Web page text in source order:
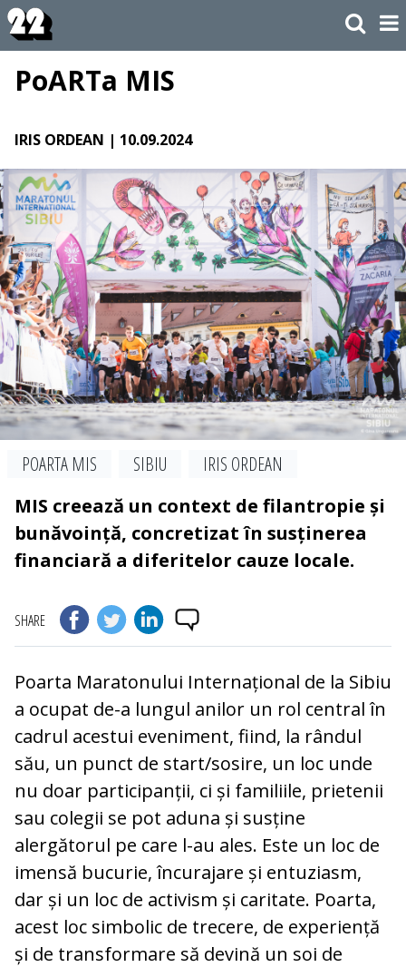
PoARTa MIS
IRIS ORDEAN | 10.09.2024
POARTA MIS SIBIU
IRIS ORDEAN
MIS creează un context de filantropie și
bunăvoință, concretizat în susținerea
financiară a diferitelor cauze locale.
SHARE
Poarta Maratonului Internațional de la Sibiu
a ocupat de-a lungul anilor un rol central în
cadrul acestui eveniment, fiind, la rândul
său, un punct de start/sosire, un loc unde
nu doar participanții, ci și familiile, prietenii
sau colegii se pot aduna și susține
alergătorul pe care l-au ales. Este un loc de
imensă bucurie, încurajare și entuziasm,
dar și un loc de activism și caritate. Poarta,
acest loc simbolic de trecere, de experiență
și de transformare să devină un soi de